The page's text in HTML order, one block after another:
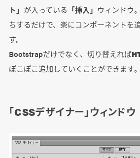
ト」 が入っている 「挿入」 ウィンドウ
ちするだけで、楽にコンポーネントを
す。
Bootstrapだけでなく、切り替えれば
ぽこぽこ追加していくことができます。
「CSSデザイナー」ウィンドウ